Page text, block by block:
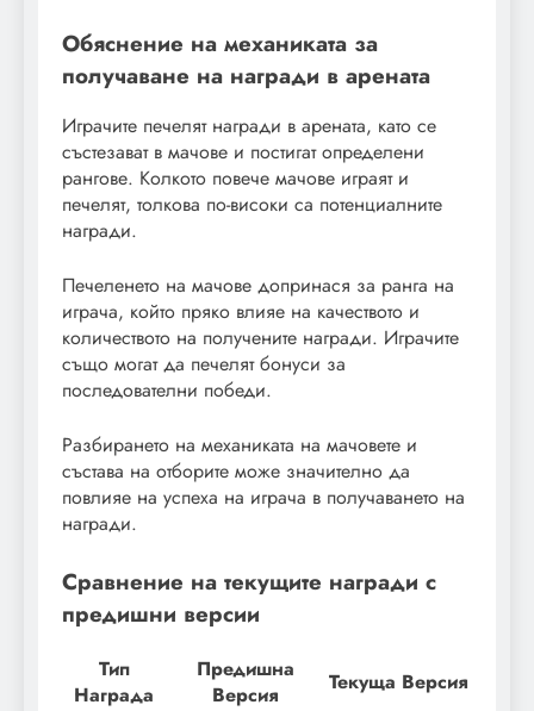
Обяснение на механиката за
получаване на награди в арената
Играчите печелят награди в арената, като се
състезават в мачове и постигат определени
рангове. Колкото повече мачове играят и
печелят, толкова по-високи са потенциалните
награди.
Печеленето на мачове допринася за ранга на
играча, който пряко влияе на качеството и
количеството на получените награди. Играчите
също могат да печелят бонуси за
последователни победи.
Разбирането на механиката на мачовете и
състава на отборите може значително да
повлияе на успеха на играча в получаването на
награди.
Сравнение на текущите награди с
предишни версии
Тип
Награда
Предишна
Версия
Текуща Версия